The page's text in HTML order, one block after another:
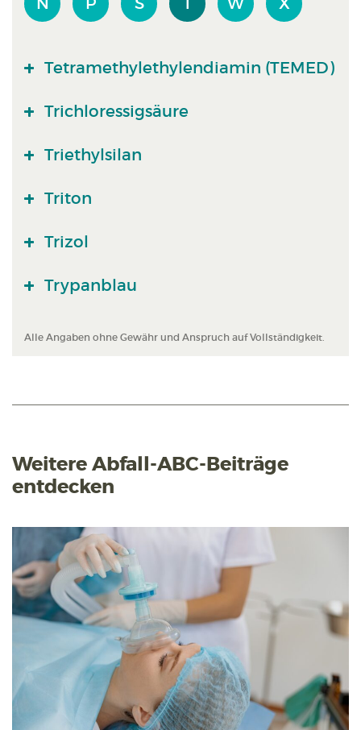
Tetramethylethylendiamin (TEMED)
Trichloressigsäure
Triethylsilan
Triton
Trizol
Trypanblau
Alle Angaben ohne Gewähr und Anspruch auf Vollständigkeit.
Weitere Abfall-ABC-Beiträge
entdecken